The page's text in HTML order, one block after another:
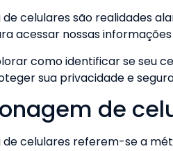
celulares são realidades
acessar nossas
como identificar se seu
sua privacidade e
de
celulares referem-se a